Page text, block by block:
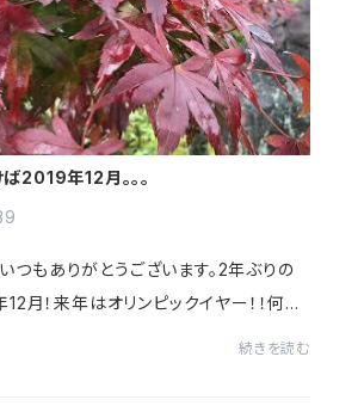
2019年12月。。。
つもありがとうございます。2年ぶりの
月！来年はオリンピックイヤー！！何か
続きを読む